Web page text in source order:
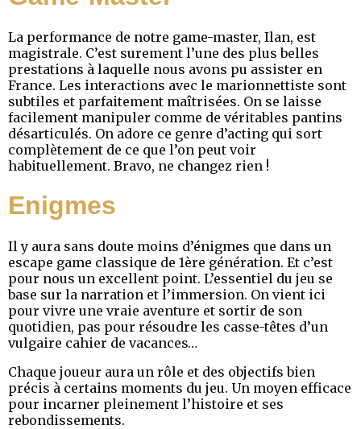
La performance de notre game-master, Ilan, est
magistrale. C’est surement l’une des plus belles
prestations à laquelle nous avons pu assister en
France. Les interactions avec le marionnettiste sont
subtiles et parfaitement maîtrisées. On se laisse
facilement manipuler comme de véritables pantins
désarticulés. On adore ce genre d’acting qui sort
complètement de ce que l’on peut voir
habituellement. Bravo, ne changez rien !
Enigmes
Il y aura sans doute moins d’énigmes que dans un
escape game classique de 1ère génération. Et c’est
pour nous un excellent point. L’essentiel du jeu se
base sur la narration et l’immersion. On vient ici
pour vivre une vraie aventure et sortir de son
quotidien, pas pour résoudre les casse-têtes d’un
vulgaire cahier de vacances…
Chaque joueur aura un rôle et des objectifs bien
précis à certains moments du jeu. Un moyen efficace
pour incarner pleinement l’histoire et ses
rebondissements.